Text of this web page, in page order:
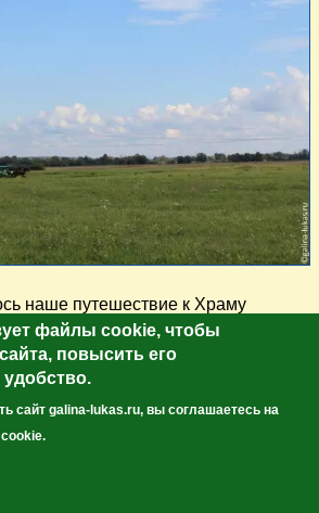
наше путешествие к Храму
На память мы купили магнитики,
дудочку и трещетку для нашей
Но на этом наши
день не закончилось - мы
. Но об этом в следующий раз.
обещала, фото с перехода на
файлы cookie, чтобы
повысить его
сайт galina-lukas.ru, вы соглашаетесь на